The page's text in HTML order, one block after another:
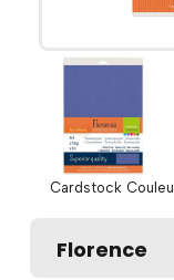
Cardstock
Florence